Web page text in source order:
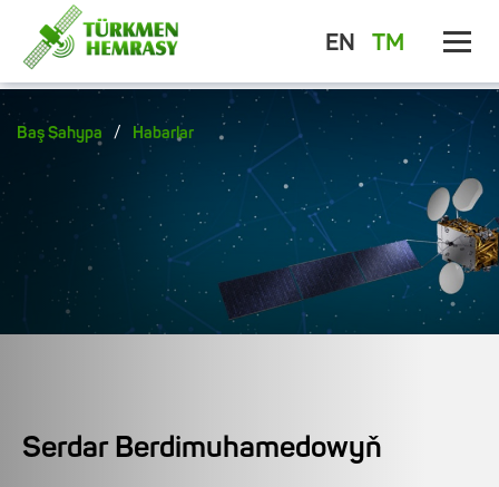
EN TM
Baş Sahypa / Habarlar
Serdar Berdimuhamedowyň